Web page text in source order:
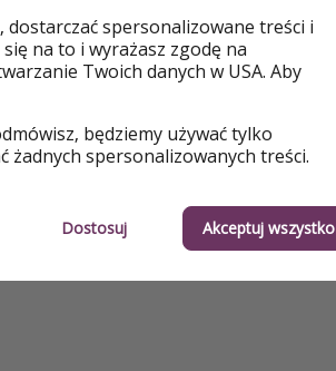
spersonalizowane treści i
na to i wyrażasz zgodę na
Twoich danych w USA. Aby
będziemy używać tylko
żadnych spersonalizowanych treści.
Dostosuj Akceptuj wszystko